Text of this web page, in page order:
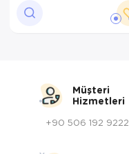
Müşteri
Hizmetleri
+90 506 192 9222